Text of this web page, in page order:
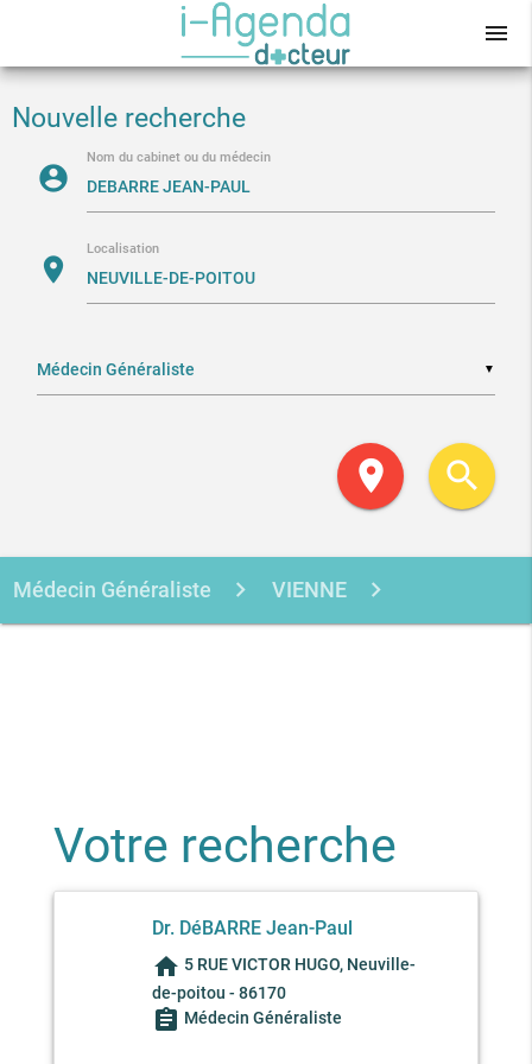
menu
Nouvelle recherche
account_circle
Nom du cabinet ou du médecin
location_on
Localisation
▼
location_on search
Médecin Généraliste VIENNE
Votre recherche
Dr. DéBARRE Jean-Paul
home 5 RUE VICTOR HUGO, Neuville-
de-poitou - 86170
assignment Médecin Généraliste